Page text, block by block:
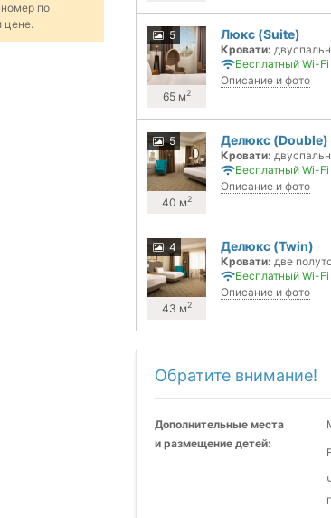
5
65 м2
Люкс (Suite)
Кровати:
Бесплатный Wi-Fi
Описание и фото
5
40 м2
Делюкс (Double)
Кровати:
Бесплатный Wi-Fi
Описание и фото
4
43 м2
Делюкс (Twin)
Кровати: две
Бесплатный Wi-Fi
Описание и фото
Обратите внимание!
Дополнительные места
и размещение детей:
номер по
цене.